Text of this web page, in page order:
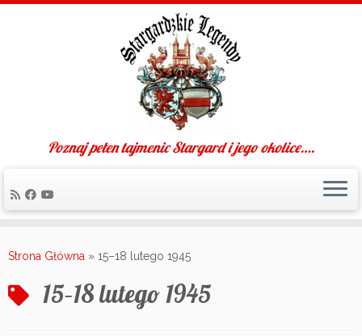
to
Poznaj pełen tajmenic Stargard i jego okolice….
Strona Główna » 15–18 lutego 1945
15–18 lutego 1945